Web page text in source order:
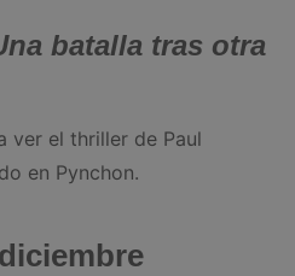
batalla tras otra
ver el thriller de Paul
en Pynchon.